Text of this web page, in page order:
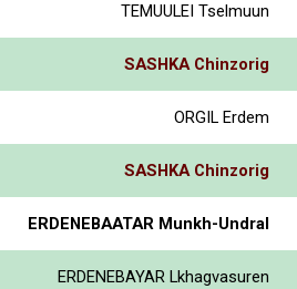
TEMUULEI Tselmuun
SASHKA Chinzorig
ORGIL Erdem
SASHKA Chinzorig
ERDENEBAATAR Munkh-Undral
ERDENEBAYAR Lkhagvasuren